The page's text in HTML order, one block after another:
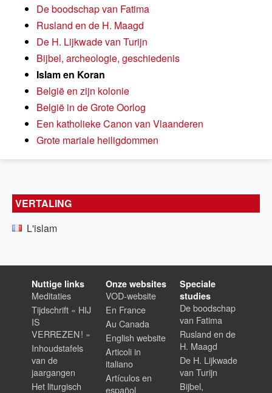
De boodschap van Fatima
Rusland en de H. Maagd
De H. Lijkwade van Turijn
Bijbel, archeologie, geschiedenis
Islam en Koran
België en zijn kolonie
België in de Grote Oorlog
Een katholieke Canon van Vlaanderen
Grote mariale heiligdommen
VERTALING
L'islam
Nuttige links
Meditaties
Tijdschrift « HIJ
IS
VERREZEN ! »
Inhoudstafels
van de
jaargangen
Het liturgisch
Onze websites
VOD-website
En France
Au Canada
English website
Articoli in
italiano
Artículos en
español
Speciale
studies
De boodschap
van Fatima
Rusland en de
H. Maagd
De H. Lijkwade
van Turijn
Bijbel,